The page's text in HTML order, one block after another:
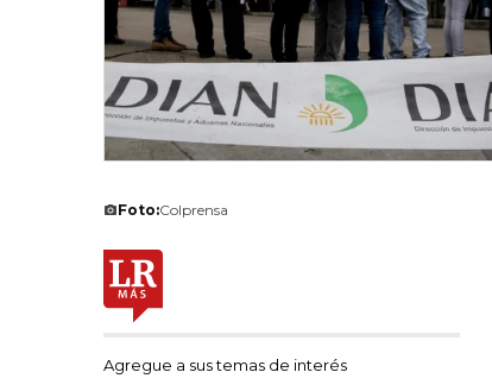
Foto:Colprensa
Agregue a sus temas de interés